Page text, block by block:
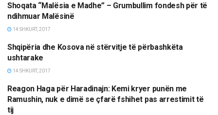
MËRGATA
Shoqata “Malësia e Madhe” – Grumbullim fondesh për të
ndihmuar Malësinë
14 SHKURT, 2017
ETNIKE/RAJONI/BOTA
Shqipëria dhe Kosova në stërvitje të përbashkëta
ushtarake
14 SHKURT, 2017
ETNIKE/RAJONI/BOTA
Reagon Haga për Haradinajn: Kemi kryer punën me
Ramushin, nuk e dimë se çfarë fshihet pas arrestimit të
tij